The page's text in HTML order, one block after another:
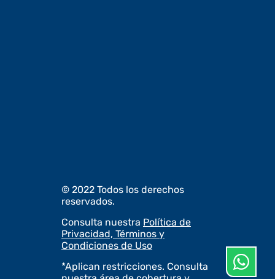
© 2022 Todos los derechos
reservados.
Consulta nuestra Política de
Privacidad, Términos y
Condiciones de Uso
*Aplican restricciones. Consulta